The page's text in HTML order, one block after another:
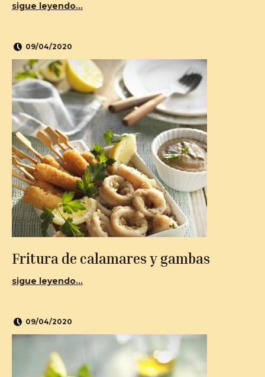
sigue leyendo...
09/04/2020
Fritura de calamares y gambas
sigue leyendo...
09/04/2020